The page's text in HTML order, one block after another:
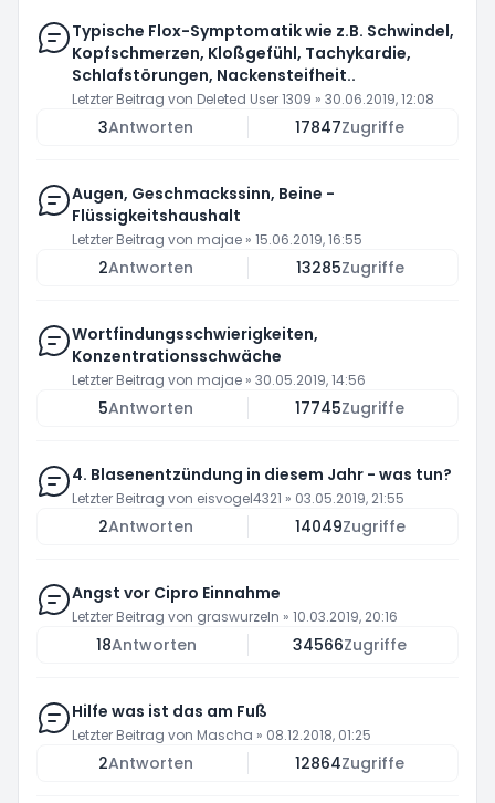
Typische Flox-Symptomatik wie z.B. Schwindel,
Kopfschmerzen, Kloßgefühl, Tachykardie,
Schlafstörungen, Nackensteifheit..
Letzter Beitrag von Deleted User 1309 » 30.06.2019, 12:08
3Antworten 17847Zugriffe
Augen, Geschmackssinn, Beine -
Flüssigkeitshaushalt
Letzter Beitrag von majae » 15.06.2019, 16:55
2Antworten 13285Zugriffe
Wortfindungsschwierigkeiten,
Konzentrationsschwäche
Letzter Beitrag von majae » 30.05.2019, 14:56
5Antworten 17745Zugriffe
4. Blasenentzündung in diesem Jahr - was tun?
Letzter Beitrag von eisvogel4321 » 03.05.2019, 21:55
2Antworten 14049Zugriffe
Angst vor Cipro Einnahme
Letzter Beitrag von graswurzeln » 10.03.2019, 20:16
18Antworten 34566Zugriffe
Hilfe was ist das am Fuß
Letzter Beitrag von Mascha » 08.12.2018, 01:25
2Antworten 12864Zugriffe